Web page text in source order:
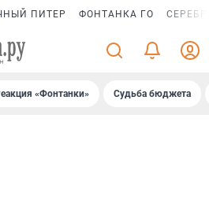
ПИТЕР ФОНТАНКА ГО
«Фонтанки» Судьба бюджета